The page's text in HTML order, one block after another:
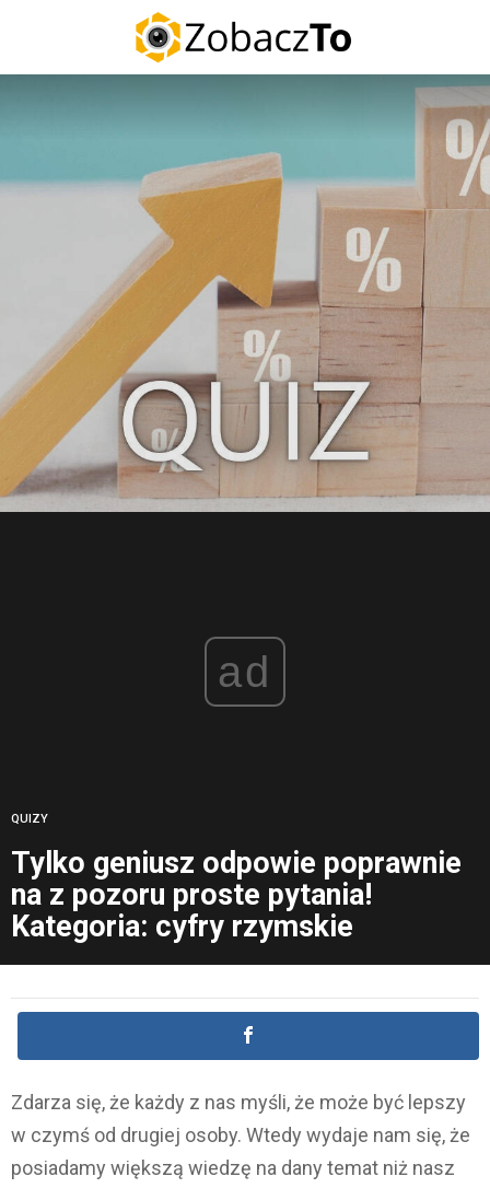
ad
QUIZY
Tylko geniusz odpowie poprawnie
na z pozoru proste pytania!
Kategoria: cyfry rzymskie
Zdarza się, że każdy z nas myśli, że może być lepszy
w czymś od drugiej osoby. Wtedy wydaje nam się, że
posiadamy większą wiedzę na dany temat niż nasz